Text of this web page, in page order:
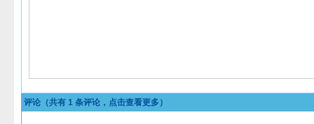
评论（共有 1 条评论，点击查看更多）